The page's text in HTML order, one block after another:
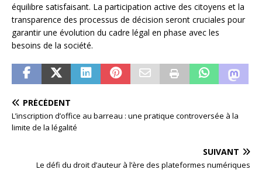
équilibre satisfaisant. La participation active des citoyens et la
transparence des processus de décision seront cruciales pour
garantir une évolution du cadre légal en phase avec les
besoins de la société.
PRÉCÉDENT
L’inscription d’office au barreau : une pratique controversée à la
limite de la légalité
SUIVANT
Le défi du droit d’auteur à l’ère des plateformes numériques